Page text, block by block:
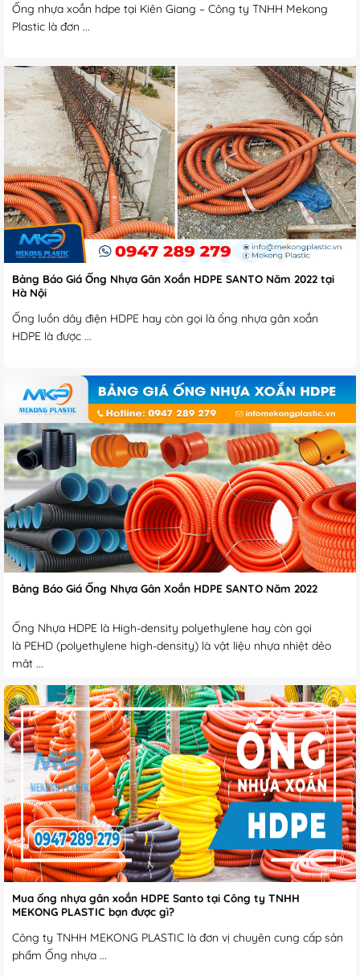
Ống nhựa xoắn hdpe tại Kiên Giang – Công ty TNHH Mekong
Plastic là đơn ...
Bảng Báo Giá Ống Nhựa Gân Xoắn HDPE SANTO Năm 2022 tại
Hà Nội
Ống luồn dây điện HDPE hay còn gọi là ống nhựa gân xoắn
HDPE là được ...
Bảng Báo Giá Ống Nhựa Gân Xoắn HDPE SANTO Năm 2022
Ống Nhựa HDPE là High-density polyethylene hay còn gọi
là PEHD (polyethylene high-density) là vật liệu nhựa nhiệt dẻo
mật ...
Mua ống nhựa gân xoắn HDPE Santo tại Công ty TNHH
MEKONG PLASTIC bạn được gì?
Công ty TNHH MEKONG PLASTIC là đơn vị chuyên cung cấp sản
phẩm Ống nhựa ...